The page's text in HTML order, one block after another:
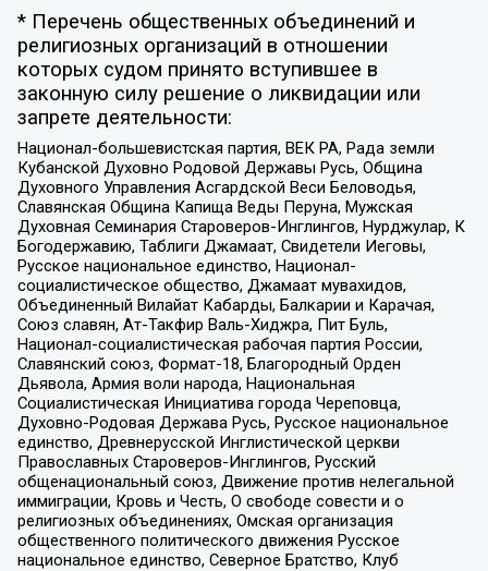
* Перечень общественных объединений и
религиозных организаций в отношении
которых судом принято вступившее в
законную силу решение о ликвидации или
запрете деятельности:
Национал-большевистская партия, ВЕК РА, Рада земли
Кубанской Духовно Родовой Державы Русь, Община
Духовного Управления Асгардской Веси Беловодья,
Славянская Община Капища Веды Перуна, Мужская
Духовная Семинария Староверов-Инглингов, Нурджулар, К
Богодержавию, Таблиги Джамаат, Свидетели Иеговы,
Русское национальное единство, Национал-
социалистическое общество, Джамаат мувахидов,
Объединенный Вилайат Кабарды, Балкарии и Карачая,
Союз славян, Ат-Такфир Валь-Хиджра, Пит Буль,
Национал-социалистическая рабочая партия России,
Славянский союз, Формат-18, Благородный Орден
Дьявола, Армия воли народа, Национальная
Социалистическая Инициатива города Череповца,
Духовно-Родовая Держава Русь, Русское национальное
единство, Древнерусской Инглистической церкви
Православных Староверов-Инглингов, Русский
общенациональный союз, Движение против нелегальной
иммиграции, Кровь и Честь, О свободе совести и о
религиозных объединениях, Омская организация
общественного политического движения Русское
национальное единство, Северное Братство, Клуб